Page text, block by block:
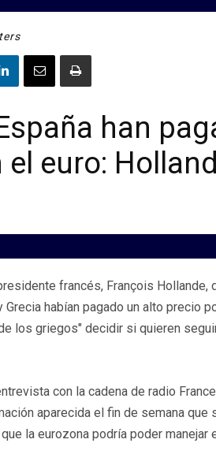
han
el euro:
francés, François Hollande,
habían pagado un alto precio
los griegos" decidir si quieren
con la cadena de radio
aparecida el fin de semana que
la eurozona podría poder manejar